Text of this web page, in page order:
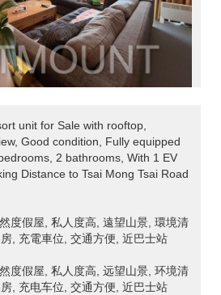
unit for Sale with rooftop,
Good condition, Fully equipped
2 bathrooms, With 1 EV
Distance to Tsai Mong Tsai Road
度假屋, 私人度高, 遠望山景, 環境清
, 充電車位, 交通方便, 近巴士站
度假屋, 私人度高, 远望山景, 环境清
, 充电车位, 交通方便, 近巴士站